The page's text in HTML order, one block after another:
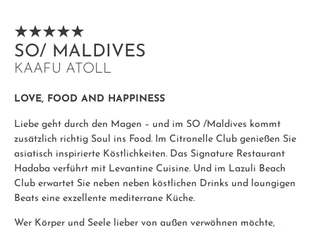
SO/ MALDIVES
KAAFU ATOLL
LOVE, FOOD AND HAPPINESS
Liebe geht durch den Magen – und im SO /Maldives kommt
zusätzlich richtig Soul ins Food. Im Citronelle Club genießen Sie
asiatisch inspirierte Köstlichkeiten. Das Signature Restaurant
Hadaba verführt mit Levantine Cuisine. Und im Lazuli Beach
Club erwartet Sie neben neben köstlichen Drinks und loungigen
Beats eine exzellente mediterrane Küche.
Wer Körper und Seele lieber von außen verwöhnen möchte,